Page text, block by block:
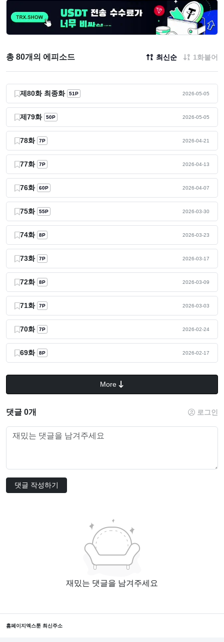
총 80개의 에피소드 최신순 1화붙어
제80화 최종화 51P 2026-05-05
제79화 50P 2026-05-05
78화 7P 2026-04-21
77화 7P 2026-04-13
76화 60P 2026-04-07
75화 55P 2026-03-30
74화 8P 2026-03-23
73화 7P 2026-03-17
72화 8P 2026-03-09
71화 7P 2026-03-03
70화 7P 2026-02-24
69화 8P 2026-02-17
More
댓글 0개 로그인
댓글 작성하기
재밌는 댓글을 남겨주세요
홈페이지 엑스툰 최신주소